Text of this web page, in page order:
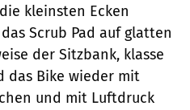
kleinsten Ecken
Scrub Pad auf glatten
der Sitzbank, klasse
das Bike wieder mit
und mit Luftdruck